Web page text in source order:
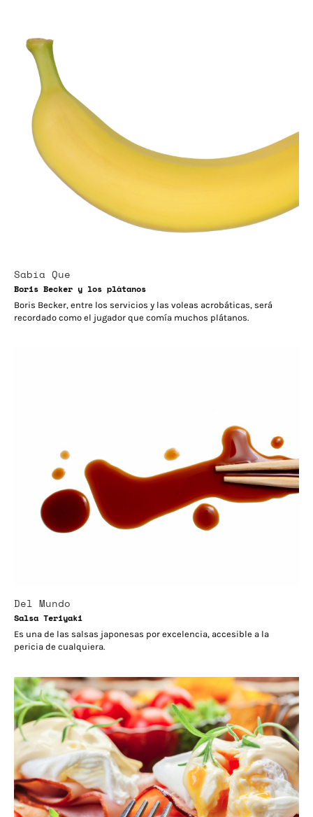
Sabía Que
Boris Becker y los plátanos
Boris Becker, entre los servicios y las voleas acrobáticas, será
recordado como el jugador que comía muchos plátanos.
Del Mundo
Salsa Teriyaki
Es una de las salsas japonesas por excelencia, accesible a la
pericia de cualquiera.